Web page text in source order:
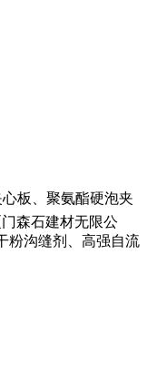
板、聚氨酯硬泡夹
森石建材无限公
粉沟缝剂、高强自流